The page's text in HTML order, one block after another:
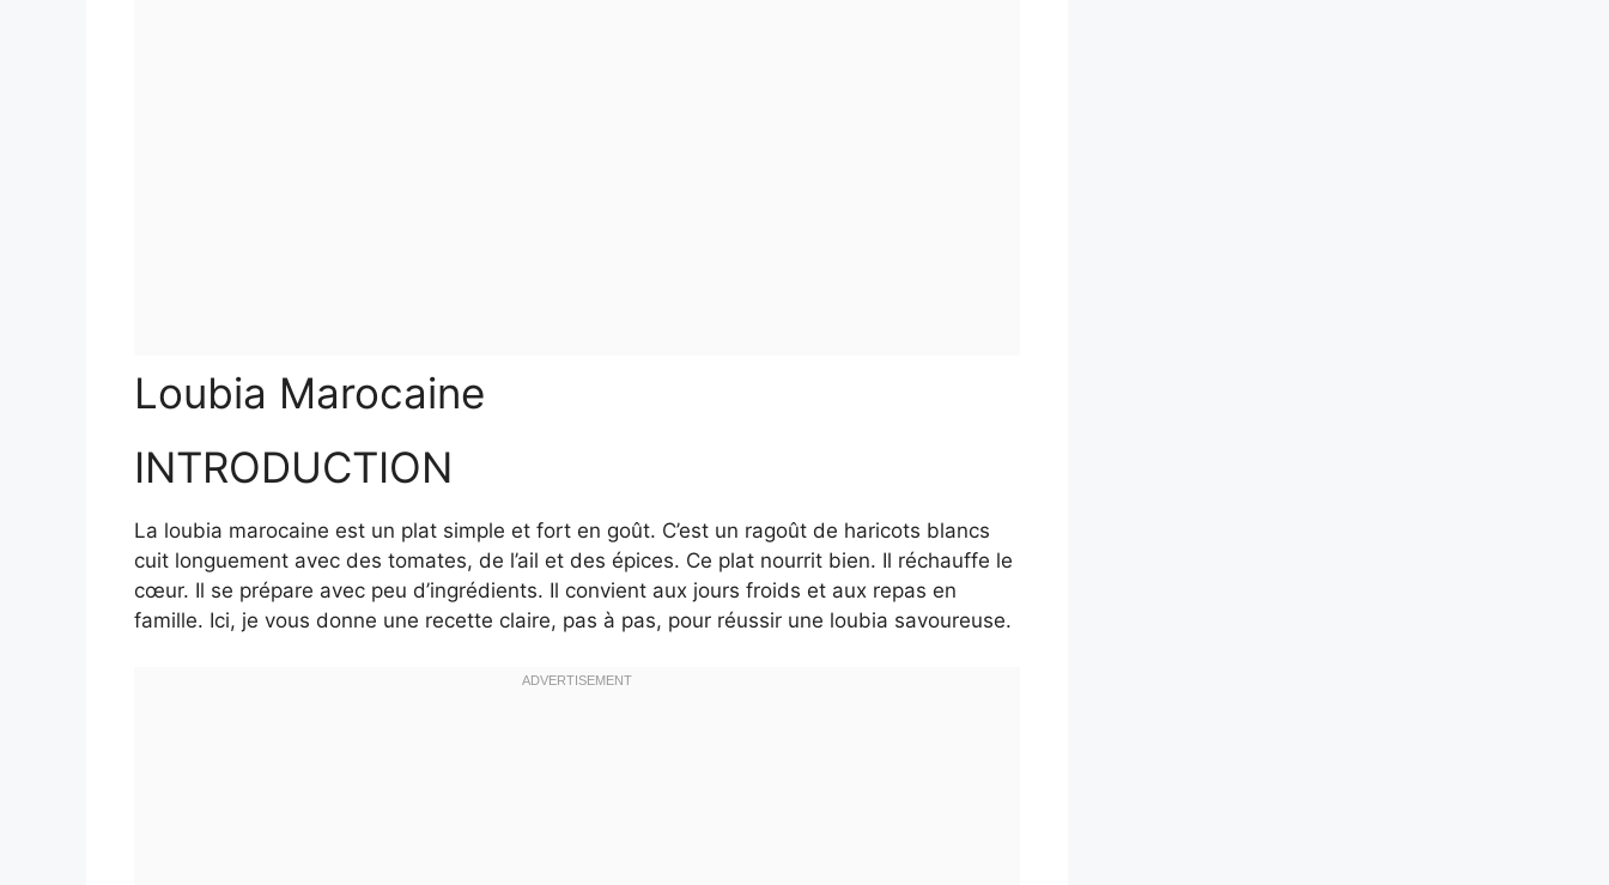
Loubia Marocaine
INTRODUCTION
La loubia marocaine est un plat simple et fort en goût. C’est un ragoût de haricots blancs
cuit longuement avec des tomates, de l’ail et des épices. Ce plat nourrit bien. Il réchauffe le
cœur. Il se prépare avec peu d’ingrédients. Il convient aux jours froids et aux repas en
famille. Ici, je vous donne une recette claire, pas à pas, pour réussir une loubia savoureuse.